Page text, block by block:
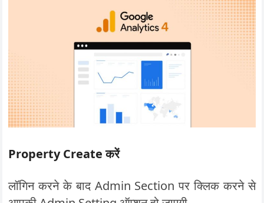
Property Createकरें
लॉगिन करने के बाद Admin Section पर क्लिक करने से